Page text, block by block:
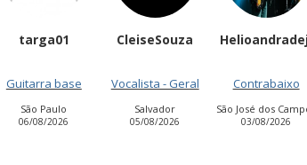
targa01
Guitarra base
São Paulo
06/08/2026
CleiseSouza
Vocalista - Geral
Salvador
05/08/2026
Contrabaixo
São José dos
03/08/2026